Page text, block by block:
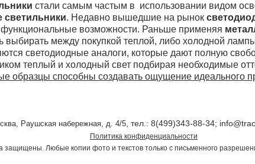
стали самым частым в использовании видом
светильники. Недавно вышедшие на рынок
функциональные возможности. Раньше применяя
выбирать между покупкой теплой, либо холодной
светодиодные аналоги, которые дают полную
теплый и холодный свет подбирая необходимые
образцы способны создавать ощущение идеального
Раушская набережная, д. 4/5 , тел.: 8(499)343-88-34;
Политика конфиденциальности
защищены. Любые копии фото и текстов только с письменного